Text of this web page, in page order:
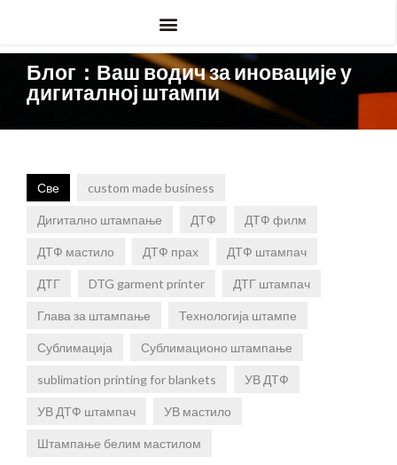
Блог：Ваш водич за иновације у
дигиталној штампи
Све custom made business
Дигитално штампање ДТФ ДТФ филм
ДТФ мастило ДТФ прах ДТФ штампач
ДТГ DTG garment printer ДТГ штампач
Глава за штампање Технологија штампе
Сублимација Сублимационо штампање
sublimation printing for blankets УВ ДТФ
УВ ДТФ штампач УВ мастило
Штампање белим мастилом